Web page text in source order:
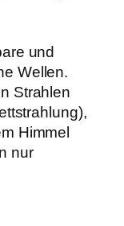
und
Wellen.
Strahlen
Himmel
nur